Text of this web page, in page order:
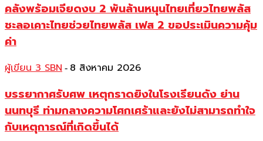
คลังพร้อมเจียดงบ 2 พันล้านหนุนไทยเที่ยวไทยพลัส
ชะลอเคาะไทยช่วยไทยพลัส เฟส 2 ขอประเมินความคุ้ม
ค่า
ผู้เขียน 3 SBN - 8 สิงหาคม 2026
บรรยากาศรับศพ เหตุกราดยิงในโรงเรียนดัง ย่าน
นนทบุรี ท่ามกลางความโศกเศร้าและยังไม่สามารถทำใจ
กับเหตุการณ์ที่เกิดขึ้นได้